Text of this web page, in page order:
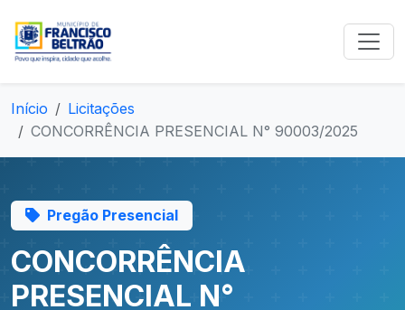
Início
Licitações
CONCORRÊNCIA PRESENCIAL N° 90003/2025
Pregão Presencial
CONCORRÊNCIA
PRESENCIAL N°